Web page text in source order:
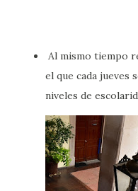
Al mismo tiempo
el que cada jueves
niveles de